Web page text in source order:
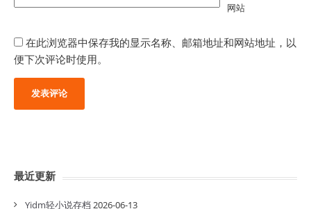
网站
在此浏览器中保存我的显示名称、邮箱地址和网站地址，以
便下次评论时使用。
最近更新
Yidm轻小说存档 2026-06-13